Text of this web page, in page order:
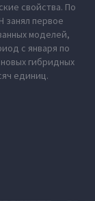
свойства. По
занял первое
моделей,
с января по
гибридных
единиц.